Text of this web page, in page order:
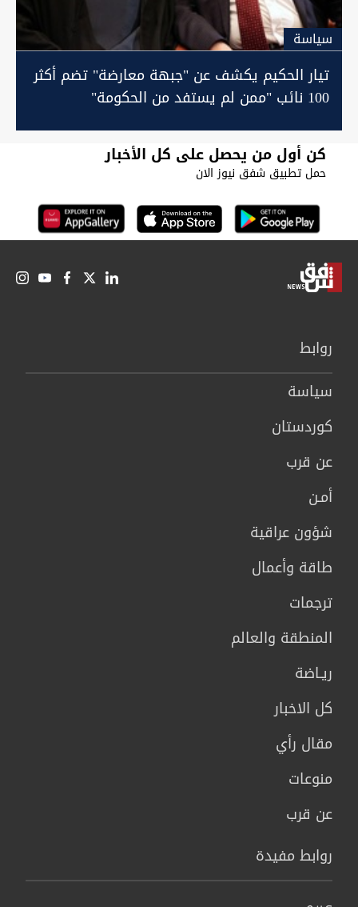
سیاسة
تيار الحكيم يكشف عن "جبهة معارضة" تضم أكثر
100 نائب "ممن لم يستفد من الحكومة"
كن أول من يحصل على كل الأخبار
حمل تطبيق شفق نيوز الان
روابط
سیاسة
كوردستان
عن قرب
أمـن
شؤون عراقية
طاقة وأعمال
ترجمات
المنطقة والعالم
ريـاضة
كل الاخبار
مقال رأي
منوعات
عن قرب
روابط مفيدة